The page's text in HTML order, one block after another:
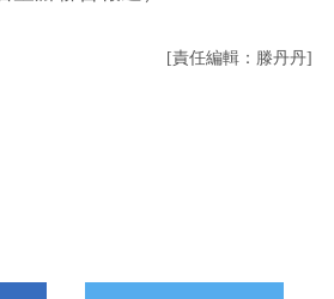
[責任編輯：滕丹丹]